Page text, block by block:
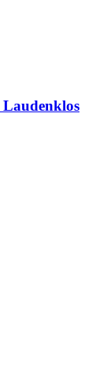
Laudenklos